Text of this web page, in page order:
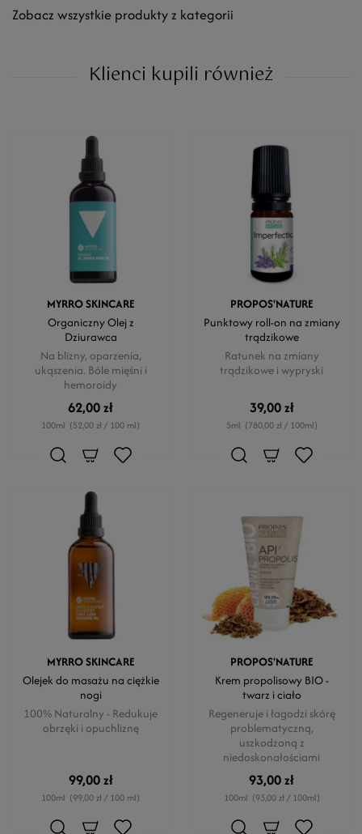
Zobacz wszystkie produkty z kategorii
Klienci kupili również
MYRRO SKINCARE
Organiczny Olej z
Dziurawca
Na blizny, oparzenia,
ukąszenia. Bóle mięśni i
hemoroidy
62,00 zł
100ml (52,00 zł / 100 ml)
PROPOS'NATURE
Punktowy roll-on na zmiany
trądzikowe
Ratunek na zmiany
trądzikowe i wypryski
39,00 zł
5ml (780,00 zł / 100ml)
MYRRO SKINCARE
Olejek do masażu na ciężkie
nogi
100% Naturalny - Redukuje
obrzęki i opuchliznę
99,00 zł
100ml (99,00 zł / 100 ml)
PROPOS'NATURE
Krem propolisowy BIO -
twarz i ciało
Regeneruje i łagodzi skórę
problematyczną,
uszkodzoną z
niedoskonałościami
93,00 zł
100ml (93,00 zł / 100ml)